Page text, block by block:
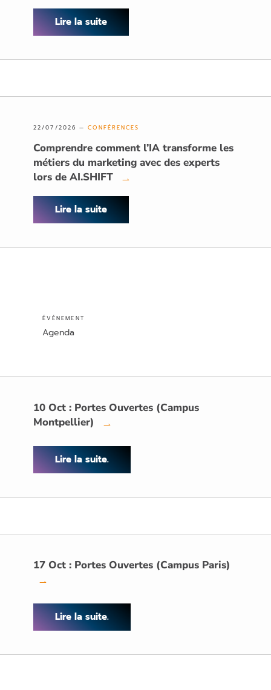
Lire la suite
22/07/2026 —CONFÉRENCES
Comprendre comment l’IA transforme les
métiers du marketing avec des experts
lors de AI.SHIFT
→
Lire la suite
ÉVÉNEMENT
Agenda
10 Oct : Portes Ouvertes (Campus
Montpellier)
→
Lire la suite.
17 Oct : Portes Ouvertes (Campus Paris)
→
Lire la suite.